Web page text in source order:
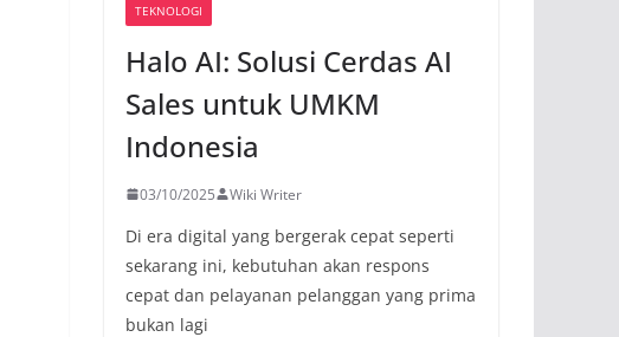
TEKNOLOGI
Halo AI: Solusi Cerdas AI
Sales untuk UMKM
Indonesia
03/10/2025 Wiki Writer
Di era digital yang bergerak cepat seperti
sekarang ini, kebutuhan akan respons
cepat dan pelayanan pelanggan yang prima
bukan lagi